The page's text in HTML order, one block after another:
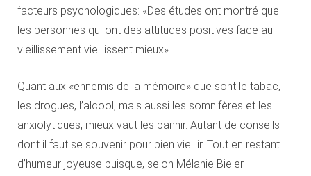
facteurs psychologiques: «Des études ont montré que
les personnes qui ont des attitudes positives face au
vieillissement vieillissent mieux».
Quant aux «ennemis de la mémoire» que sont le tabac,
les drogues, l’alcool, mais aussi les somnifères et les
anxiolytiques, mieux vaut les bannir. Autant de conseils
dont il faut se souvenir pour bien vieillir. Tout en restant
d’humeur joyeuse puisque, selon Mélanie Bieler-